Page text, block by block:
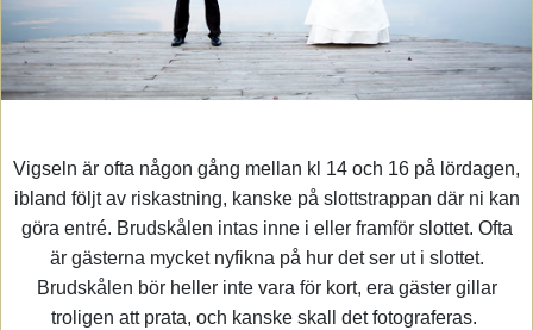
Vigseln är ofta någon gång mellan kl 14 och 16 på lördagen,
ibland följt av riskastning, kanske på slottstrappan där ni kan
göra entré. Brudskålen intas inne i eller framför slottet. Ofta
är gästerna mycket nyfikna på hur det ser ut i slottet.
Brudskålen bör heller inte vara för kort, era gäster gillar
troligen att prata, och kanske skall det fotograferas.